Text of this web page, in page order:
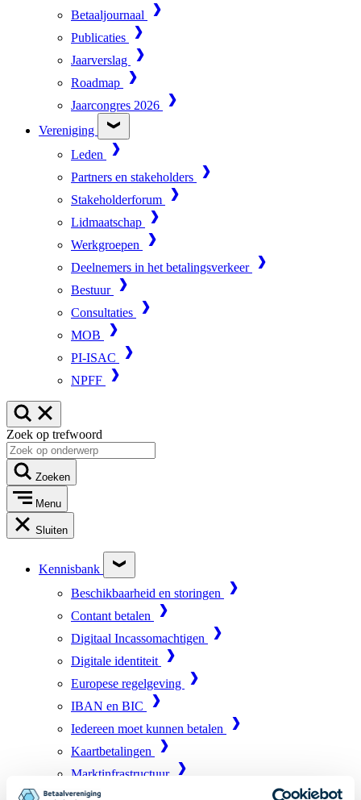
Betaaljournaal
Publicaties
Jaarverslag
Roadmap
Jaarcongres 2026
Vereniging
Leden
Partners en stakeholders
Stakeholderforum
Lidmaatschap
Werkgroepen
Deelnemers in het betalingsverkeer
Bestuur
Consultaties
MOB
PI-ISAC
NPFF
Zoek op trefwoord
Zoeken
Menu
Sluiten
Kennisbank
Beschikbaarheid en storingen
Contant betalen
Digitaal Incassomachtigen
Digitale identiteit
Europese regelgeving
IBAN en BIC
Iedereen moet kunnen betalen
Kaartbetalingen
Marktinfrastructuur
Online betalen